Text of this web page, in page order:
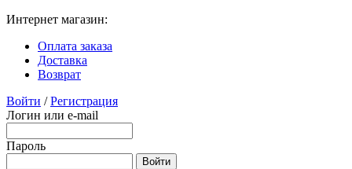
Интернет магазин:
Оплата заказа
Доставка
Возврат
Войти / Регистрация
Логин или e-mail
Пароль